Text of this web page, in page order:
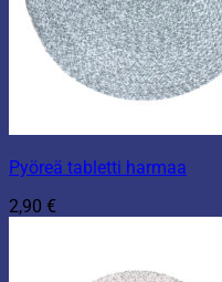
Pyöreä tabletti harmaa
2,90 €